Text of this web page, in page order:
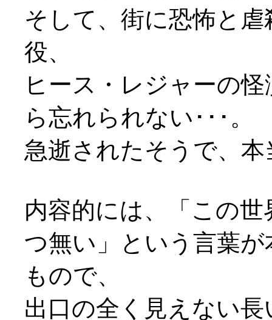
そして、街に恐怖と
役、
ヒース・レジャーの
ら忘れられない･･･。
急逝されたそうで、
内容的には、「この
つ無い」という言葉
もので、
出口の全く見えない